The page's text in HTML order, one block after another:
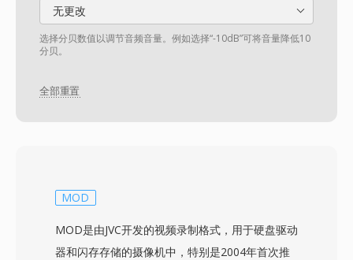
无更改
选择分贝数值以调节音频音量。例如选择“-10dB”可将音量降低10
分贝。
全部重置
MOD
MOD是由JVC开发的视频录制格式，用于硬盘驱动
器和闪存存储的摄像机中，特别是2004年首次推